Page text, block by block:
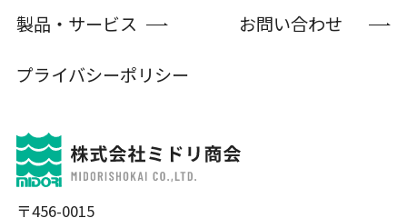
〒456-0015
製品・サービス
お問い合わせ
プライバシーポリシー